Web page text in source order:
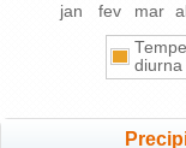
jan fev mar
diurna